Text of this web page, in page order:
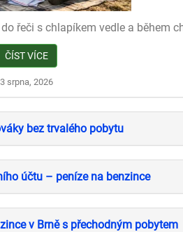
řeči s chlapíkem vedle a během
ČÍST VÍCE
3 srpna, 2026
bez trvalého pobytu
účtu – peníze na benzince
v Brně s přechodným pobytem